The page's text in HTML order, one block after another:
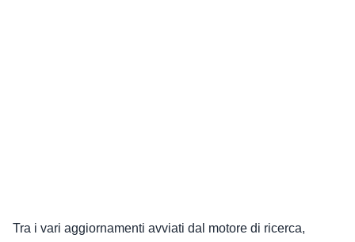
Tra i vari aggiornamenti avviati dal motore di ricerca,